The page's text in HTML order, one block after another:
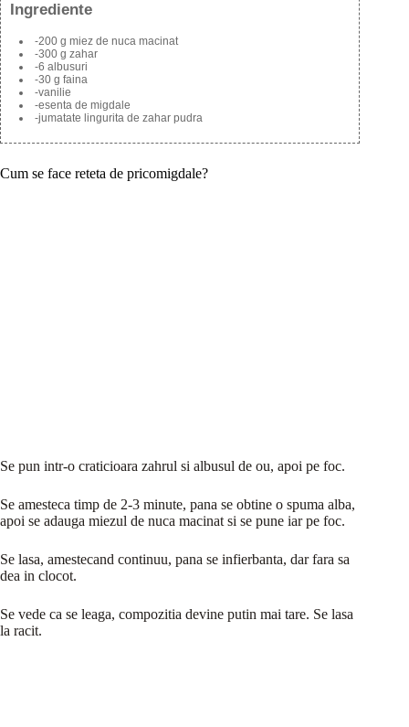
Ingrediente
-200 g miez de nuca macinat
-300 g zahar
-6 albusuri
-30 g faina
-vanilie
-esenta de migdale
-jumatate lingurita de zahar pudra
Cum se face reteta de pricomigdale?
Se pun intr-o craticioara zahrul si albusul de ou, apoi pe foc.
Se amesteca timp de 2-3 minute, pana se obtine o spuma alba,
apoi se adauga miezul de nuca macinat si se pune iar pe foc.
Se lasa, amestecand continuu, pana se infierbanta, dar fara sa
dea in clocot.
Se vede ca se leaga, compozitia devine putin mai tare. Se lasa
la racit.